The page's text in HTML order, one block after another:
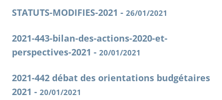
STATUTS-MODIFIES-2021 - 26/01/2021
2021-443-bilan-des-actions-2020-et-
perspectives-2021 - 20/01/2021
2021-442 débat des orientations budgétaires
2021 - 20/01/2021